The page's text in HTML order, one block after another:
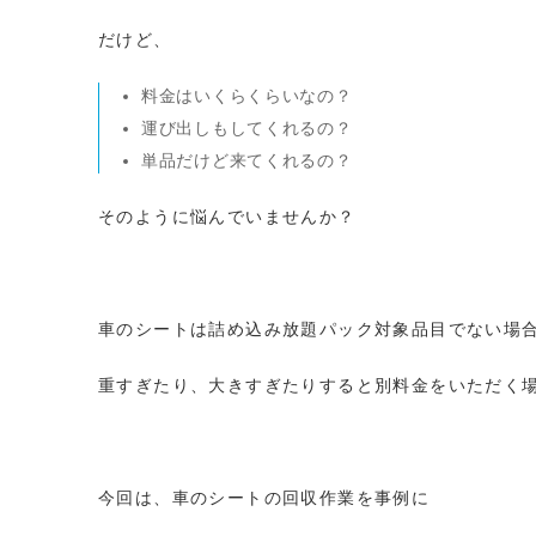
だけど、
料金はいくらくらいなの？
運び出しもしてくれるの？
単品だけど来てくれるの？
そのように悩んでいませんか？
車のシートは詰め込み放題パック対象品目でない場
重すぎたり、大きすぎたりすると別料金をいただく
今回は、車のシートの回収作業を事例に